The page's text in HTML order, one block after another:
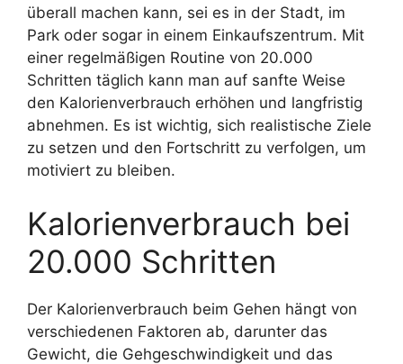
überall machen kann, sei es in der Stadt, im
Park oder sogar in einem Einkaufszentrum. Mit
einer regelmäßigen Routine von 20.000
Schritten täglich kann man auf sanfte Weise
den Kalorienverbrauch erhöhen und langfristig
abnehmen. Es ist wichtig, sich realistische Ziele
zu setzen und den Fortschritt zu verfolgen, um
motiviert zu bleiben.
Kalorienverbrauch bei
20.000 Schritten
Der Kalorienverbrauch beim Gehen hängt von
verschiedenen Faktoren ab, darunter das
Gewicht, die Gehgeschwindigkeit und das